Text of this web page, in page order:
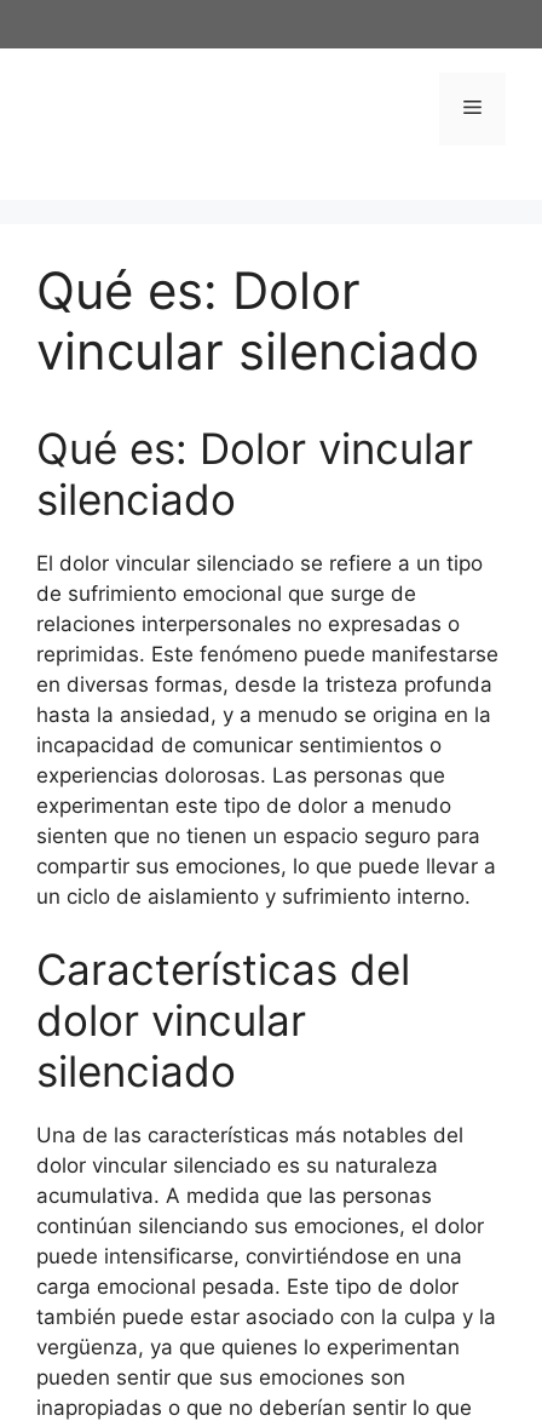
al
Menú
Qué es: Dolor
vincular silenciado
Qué es: Dolor vincular
silenciado
El dolor vincular silenciado se refiere a un tipo
de sufrimiento emocional que surge de
relaciones interpersonales no expresadas o
reprimidas. Este fenómeno puede manifestarse
en diversas formas, desde la tristeza profunda
hasta la ansiedad, y a menudo se origina en la
incapacidad de comunicar sentimientos o
experiencias dolorosas. Las personas que
experimentan este tipo de dolor a menudo
sienten que no tienen un espacio seguro para
compartir sus emociones, lo que puede llevar a
un ciclo de aislamiento y sufrimiento interno.
Características del
dolor vincular
silenciado
Una de las características más notables del
dolor vincular silenciado es su naturaleza
acumulativa. A medida que las personas
continúan silenciando sus emociones, el dolor
puede intensificarse, convirtiéndose en una
carga emocional pesada. Este tipo de dolor
también puede estar asociado con la culpa y la
vergüenza, ya que quienes lo experimentan
pueden sentir que sus emociones son
inapropiadas o que no deberían sentir lo que